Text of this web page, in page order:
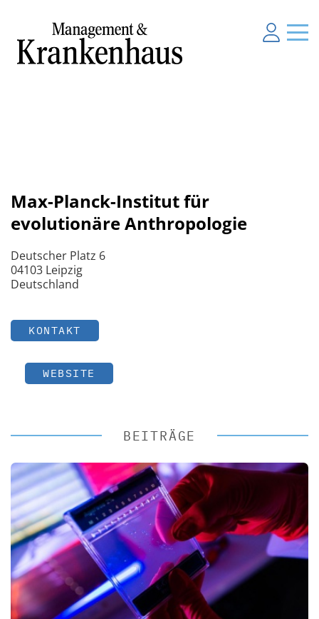
Max-Planck-Institut für
evolutionäre Anthropologie
Deutscher Platz 6
04103 Leipzig
Deutschland
KONTAKT
WEBSITE
BEITRÄGE